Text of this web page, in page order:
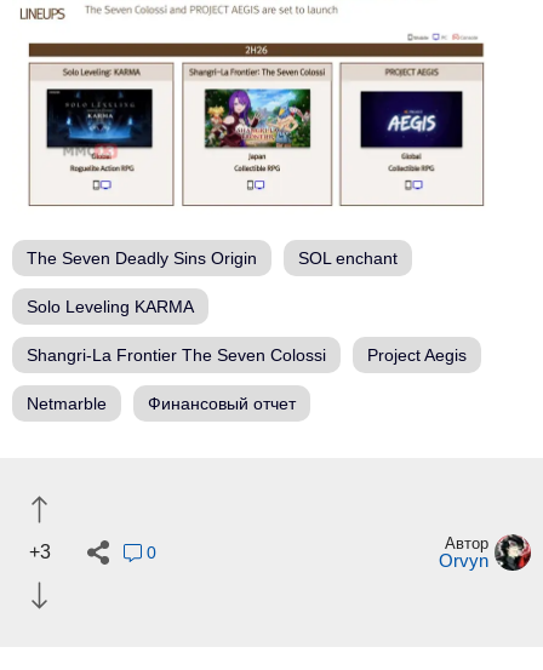
The Seven Deadly Sins Origin SOL enchant
Solo Leveling KARMA
Shangri-La Frontier The Seven Colossi Project Aegis
Netmarble Финансовый отчет
+3 0 Автор
Orvyn